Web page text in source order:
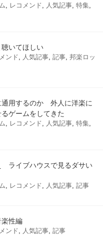
, レコメンド, 人気記事, 特集,
いてほしい
ンド, 人気記事, 記事, 邦楽ロッ
通用するのか 外人に洋楽に
ゲームをしてきた
, レコメンド, 人気記事, 特集,
ライブハウスで見るダサい
, レコメンド, 人気記事, 記事
性編
ンド, 人気記事, 記事